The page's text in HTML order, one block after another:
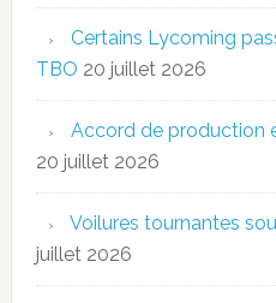
Certains Lycoming
TBO 20 juillet 2026
Accord de production
20 juillet 2026
Voilures tournantes
juillet 2026